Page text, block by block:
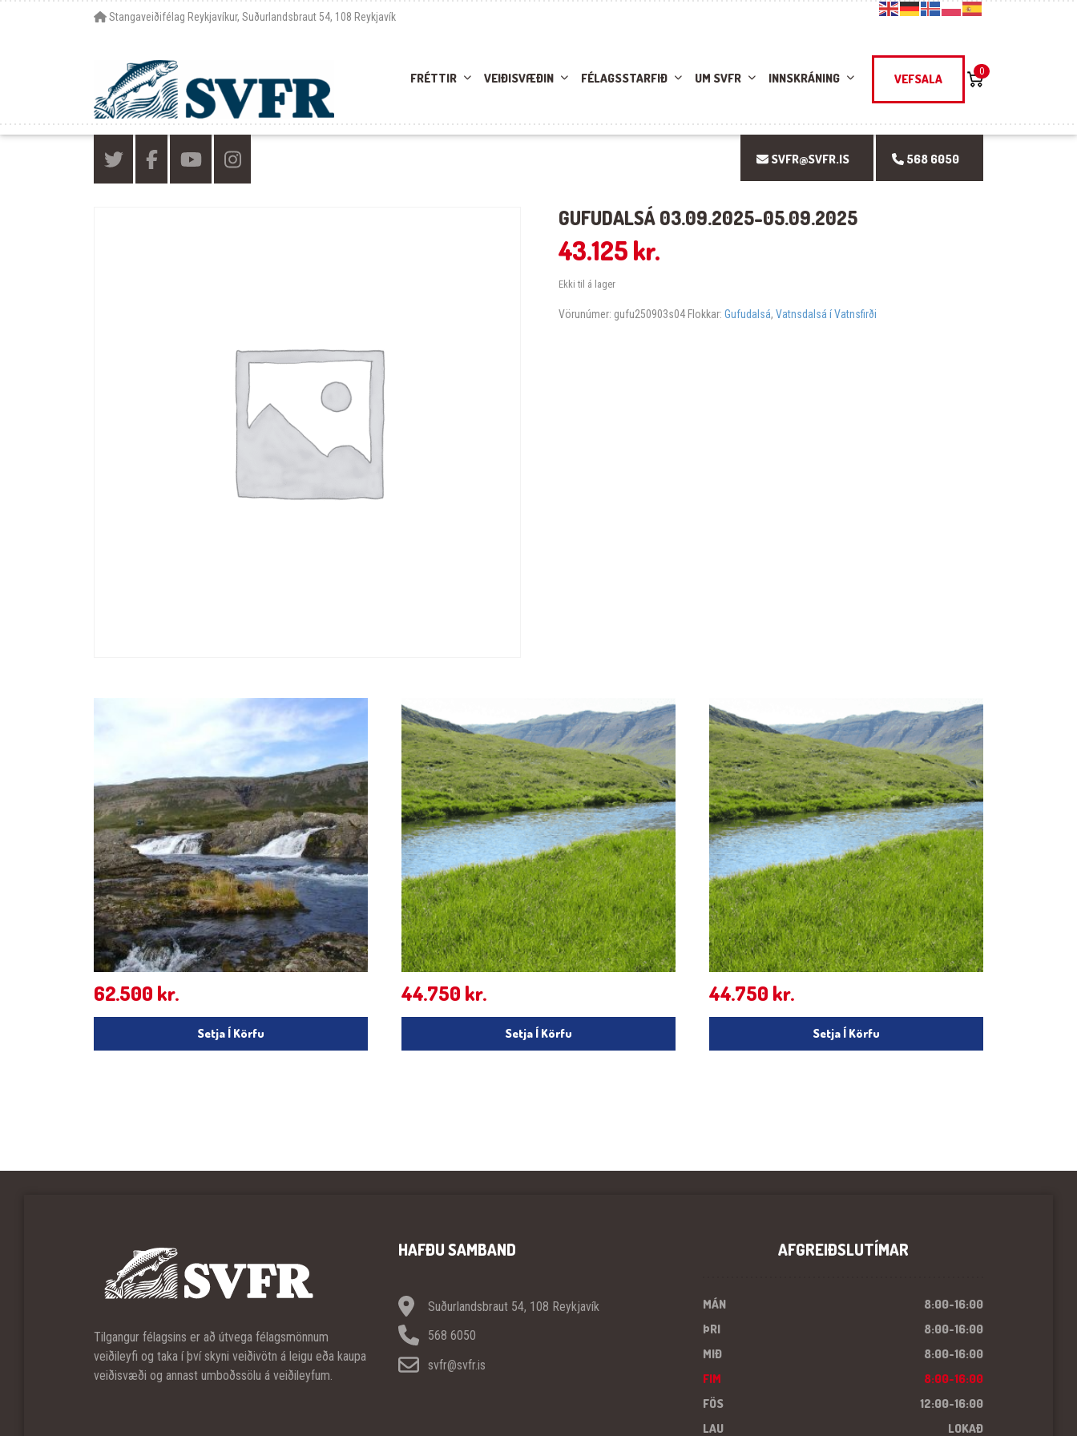
Stangaveiðifélag Reykjavíkur, Suðurlandsbraut 54, 108 Reykjavík
FRÉTTIR VEIÐISVÆÐIN FÉLAGSSTARFIÐ UM SVFR INNSKRÁNING VEFSALA
0
SVFR@SVFR.IS 568 6050
GUFUDALSÁ 03.09.2025-05.09.2025
43.125kr.
Ekki til á lager
Vörunúmer: gufu250903s04 Flokkar:Gufudalsá,Vatnsdalsá í Vatnsfirði
62.500 kr.
Setja Í Körfu
44.750 kr.
Setja Í Körfu
44.750 kr.
Setja Í Körfu
Tilgangur félagsins er að útvega félagsmönnum
veiðileyfi og taka í því skyni veiðivötn á leigu eða kaupa
veiðisvæði og annast umboðssölu á veiðileyfum.
HAFÐU SAMBAND
Suðurlandsbraut 54, 108 Reykjavík
568 6050
svfr@svfr.is
AFGREIÐSLUTÍMAR
MÁN
8:00-16:00
ÞRI
8:00-16:00
MIÐ
8:00-16:00
FIM
8:00-16:00
FÖS
12:00-16:00
LAU
LOKAÐ